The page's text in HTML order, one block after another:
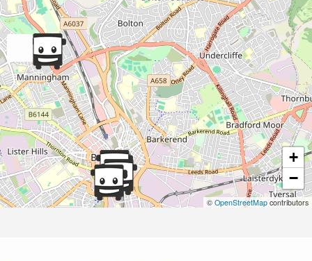
+
−
© OpenStreetMap contributors